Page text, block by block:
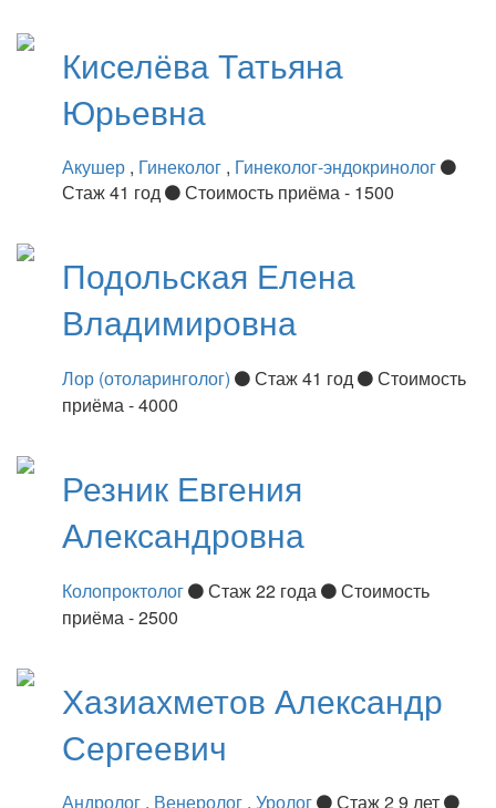
КиселёваТатьяна
Юрьевна
Акушер , Гинеколог , Гинеколог-эндокринолог
Стаж 41 год
Стоимость приёма - 1500
Подольская Елена
Владимировна
Лор (отоларинголог) Стаж 41 год
Стоимость
приёма - 4000
Резник Евгения
Александровна
Колопроктолог Стаж 22 года
Стоимость
приёма - 2500
Хазиахметов Александр
Сергеевич
Андролог , Венеролог , Уролог
Стаж 2 9 лет